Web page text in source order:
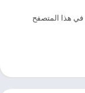
في هذا المتصفح